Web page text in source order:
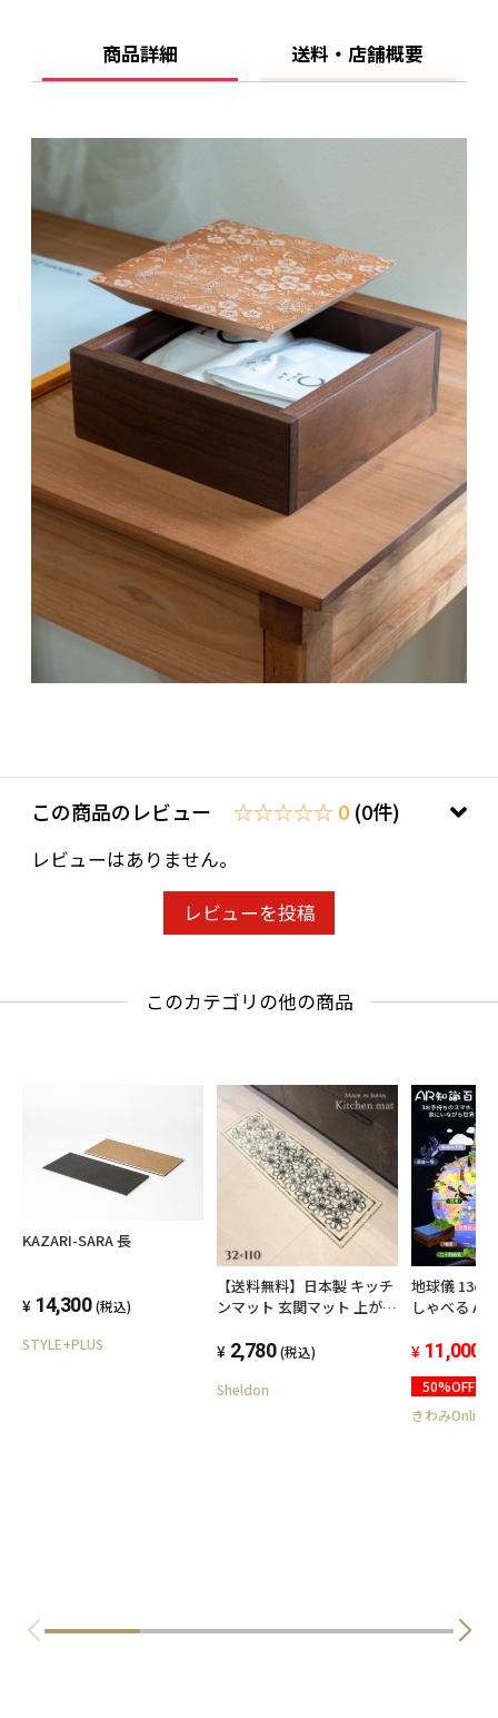
商品詳細 送料・店舗概要
この商品のレビュー ☆☆☆☆☆ 0 (0件)
レビューはありません。
レビューを投稿
このカテゴリの他の商品
KAZARI-SARA 長
14,300 (税込)
STYLE+PLUS
【送料無料】日本製 キッチ
ンマット 玄関マット 上がり
レガント 上品 手洗い 抗菌
室内 花柄
2,780 (税込)
Sheldon
地球儀
しゃべる
ンテリア 知
プレゼント
点灯時は行
11,000
50%OFF
きわみ